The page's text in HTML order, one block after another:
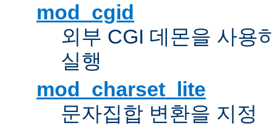
mod_cgid
외부 CGI 데몬을 사용
실행
mod_charset_lite
문자집합 변환을 지정